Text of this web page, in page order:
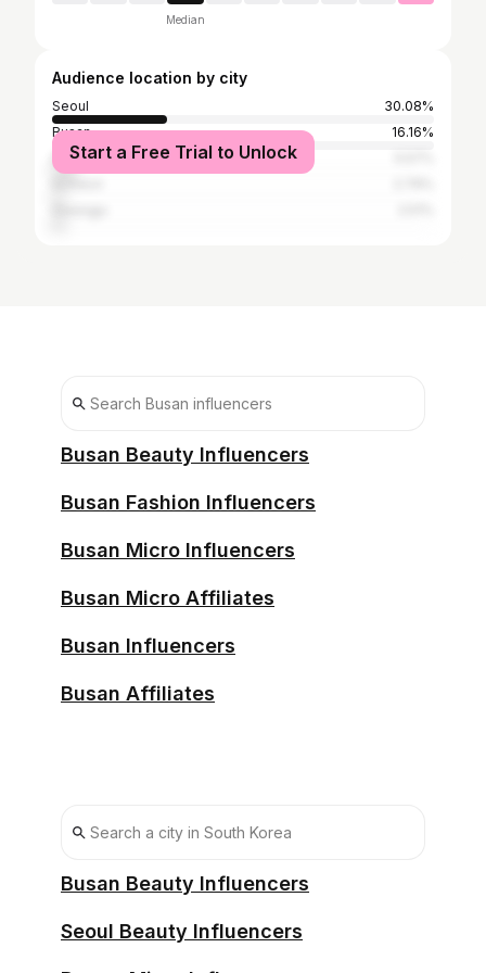
Median
Audience location by city
Seoul
30.08%
Busan
16.16%
Daegu
Start a Free Trial to Unlock
Busan Beauty Influencers
Busan Fashion Influencers
Busan Micro Influencers
Busan Micro Affiliates
Busan Influencers
Busan Affiliates
Busan Beauty Influencers
Seoul Beauty Influencers